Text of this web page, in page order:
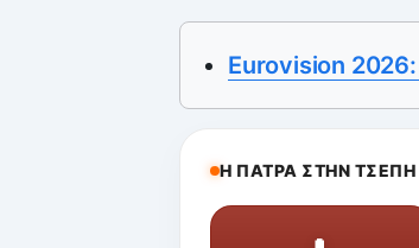
Eurovision
Η ΠΑΤΡΑ ΣΤΗΝ